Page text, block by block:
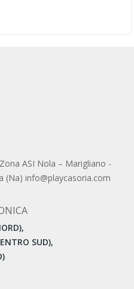
ASI Nola – Marigliano -
(Na) info@playcasoria.com
SUD),